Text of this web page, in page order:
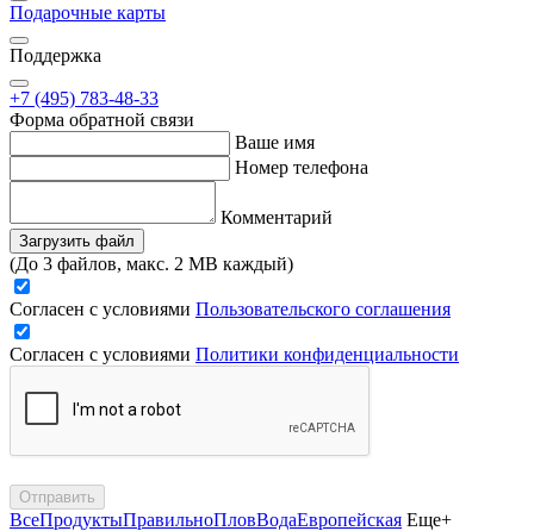
Подарочные карты
Поддержка
+7 (495) 783-48-33
Форма обратной связи
Ваше имя
Номер телефона
Комментарий
Загрузить файл
(До 3 файлов, макс. 2 MB каждый)
Согласен с условиями Пользовательского соглашения
Согласен с условиями Политики конфиденциальности
Отправить
ВсеПродуктыПравильноПловВодаЕвропейская Еще+